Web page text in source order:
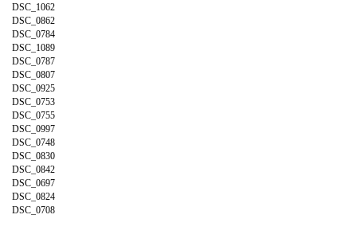
DSC_1062
DSC_0862
DSC_0784
DSC_1089
DSC_0787
DSC_0807
DSC_0925
DSC_0753
DSC_0755
DSC_0997
DSC_0748
DSC_0830
DSC_0842
DSC_0697
DSC_0824
DSC_0708